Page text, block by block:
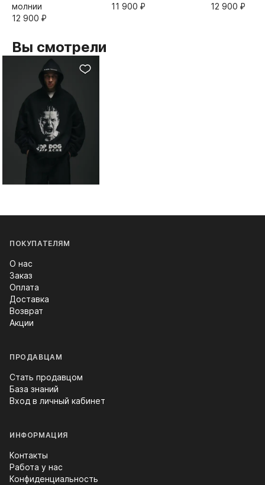
молнии
12 900⁠ ⁠₽
11 900⁠ ⁠₽
12 900⁠ ⁠₽
Вы смотрели
ПОКУПАТЕЛЯМ
О нас
Заказ
Оплата
Доставка
Возврат
Акции
ПРОДАВЦАМ
Стать продавцом
База знаний
Вход в личный кабинет
ИНФОРМАЦИЯ
Контакты
Работа у нас
Конфиденциальность